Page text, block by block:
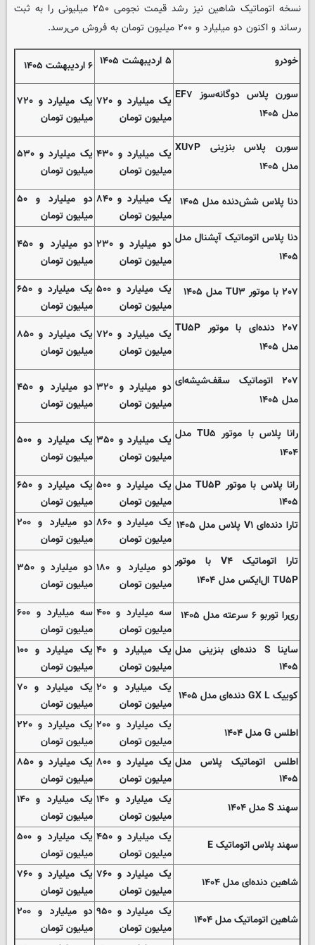
نسخه اتوماتیک شاهین نیز رشد قیمت نجومی ۲۵۰ میلیونی را به ثبت
رساند و اکنون دو میلیارد و ۲۰۰ میلیون تومان به فروش می‌رسد.
خودرو ۵ اردیبهشت ۱۴۰۵
۶ اردیبهشت ۱۴۰۵
سورن پلاس دوگانه‌سوز EF۷
مدل ۱۴۰۵
یک میلیارد و ۷۲۰
میلیون تومان
یک میلیارد و ۷۲۰
میلیون تومان
سورن پلاس بنزینی XU۷P
مدل ۱۴۰۵
یک میلیارد و ۴۳۰
میلیون تومان
یک میلیارد و ۵۳۰
میلیون تومان
دنا پلاس شش‌دنده‌ مدل ۱۴۰۵
یک میلیارد و ۸۴۰
میلیون تومان
دو میلیارد و ۵۰
میلیون تومان
دنا پلاس اتوماتیک آپشنال مدل
۱۴۰۵
دو میلیارد و ۲۳۰
میلیون تومان
دو میلیارد و ۴۵۰
میلیون تومان
۲۰۷ با موتور TU۳ مدل ۱۴۰۵
یک میلیارد و ۵۰۰
میلیون تومان
یک میلیارد و ۶۵۰
میلیون تومان
۲۰۷ دنده‌ای با موتور TU۵P
مدل ۱۴۰۵
یک میلیارد و ۷۲۰
میلیون تومان
یک میلیارد و ۸۵۰
میلیون تومان
۲۰۷ اتوماتیک سقف‌شیشه‌ای
مدل ۱۴۰۵
دو میلیارد و ۳۲۰
میلیون تومان
دو میلیارد و ۴۵۰
میلیون تومان
رانا پلاس با موتور TU۵ مدل
۱۴۰۴
یک میلیارد و ۳۵۰
میلیون تومان
یک میلیارد و ۵۰۰
میلیون تومان
رانا پلاس با موتور TU۵P مدل
۱۴۰۵
یک میلیارد و ۵۰۰
میلیون تومان
یک میلیارد و ۶۵۰
میلیون تومان
تارا دنده‌ای V۱ پلاس مدل ۱۴۰۵
یک میلیارد و ۸۶۰
میلیون تومان
دو میلیارد و ۲۰۰
میلیون تومان
تارا اتوماتیک V۴ با موتور
TU۵P ال‌ایکس مدل ۱۴۰۴
دو میلیارد و ۱۸۰
میلیون تومان
دو میلیارد و ۳۵۰
میلیون تومان
ری‌را توربو ۶ سرعته مدل ۱۴۰۵
سه میلیارد و ۴۰۰
میلیون تومان
سه میلیارد و ۶۰۰
میلیون تومان
ساینا S دنده‌ای بنزینی مدل
۱۴۰۵
یک میلیارد و ۴۰
میلیون تومان
یک میلیارد و ۱۰۰
میلیون تومان
کوییک GX L دنده‌ای مدل ۱۴۰۵
یک میلیارد و ۲۰
میلیون تومان
یک میلیارد و ۷۰
میلیون تومان
اطلس G مدل ۱۴۰۴
یک میلیارد و ۲۰۰
میلیون تومان
یک میلیارد و ۲۲۰
میلیون تومان
اطلس اتوماتیک پلاس مدل
۱۴۰۵
یک میلیارد و ۸۰۰
میلیون تومان
یک میلیارد و ۸۵۰
میلیون تومان
سهند S مدل ۱۴۰۴
یک میلیارد و ۱۴۰
میلیون تومان
یک میلیارد و ۱۴۰
میلیون تومان
سهند پلاس اتوماتیک E
یک میلیارد و ۴۵۰
میلیون تومان
یک میلیارد و ۵۰۰
میلیون تومان
شاهین دنده‌ای مدل ۱۴۰۴
یک میلیارد و ۷۶۰
میلیون تومان
یک میلیارد و ۷۶۰
میلیون تومان
شاهین اتوماتیک مدل ۱۴۰۴
یک میلیارد و ۹۵۰
میلیون تومان
دو میلیارد و ۲۰۰
میلیون تومان